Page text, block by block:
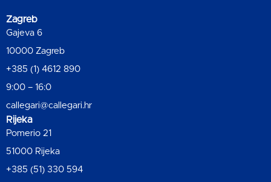
Zagreb
Gajeva 6
10000 Zagreb
+385 (1) 4612 890
9:00 – 16:0
callegari@callegari.hr
Rijeka
Pomerio 21
51000 Rijeka
+385 (51) 330 594